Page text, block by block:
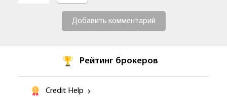
Добавить комментарий
Рейтинг брокеров
Credit Help